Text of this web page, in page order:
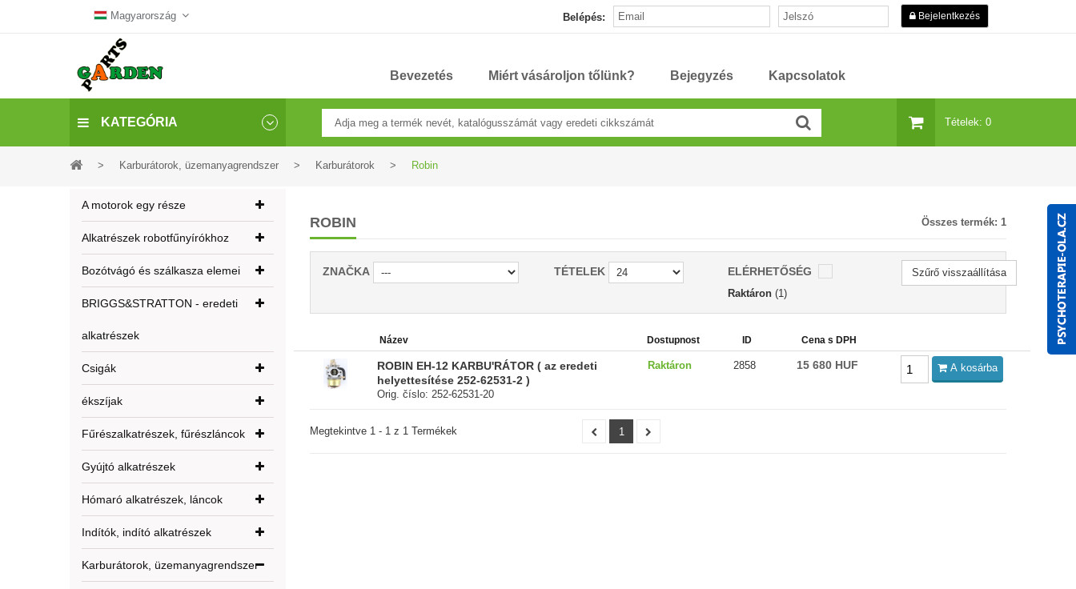
Magyarország Belépés: Bejelentkezés
Bevezetés Miért vásároljon tőlünk? Bejegyzés Kapcsolatok
KATEGÓRIA Tételek: 0
> Karburátorok, üzemanyagrendszer > Karburátorok > Robin
A motorok egy része
Alkatrészek robotfűnyírókhoz
Bozótvágó és szálkasza elemei
BRIGGS&STRATTON - eredeti
alkatrészek
Csigák
ékszíjak
Fűrészalkatrészek, fűrészláncok
Gyújtó alkatrészek
Hómaró alkatrészek, láncok
Indítók, indító alkatrészek
Karburátorok, üzemanyagrendszer
ROBIN Összes termék: 1
ZNAČKA TÉTELEK ELÉRHETŐSÉG
Raktáron (1)
Szűrő visszaállítása
Název Dostupnost ID Cena s DPH
ROBIN EH-12 KARBU'RÁTOR ( az eredeti
helyettesítése 252-62531-2 )
Orig. číslo: 252-62531-20
Raktáron 2858 15 680 HUF A kosárba
1
Megtekintve 1 - 1 z 1 Termékek